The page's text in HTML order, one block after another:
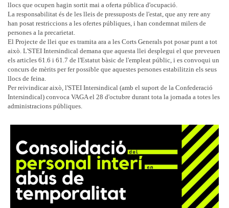
llocs que ocupen hagin sortit mai a oferta pública d'ocupació.
La responsabilitat és de les lleis de pressuposts de l'estat, que any rere any
han posat restriccions a les ofertes públiques, i han condemnat milers de
persones a la precarietat.
El Projecte de llei que es tramita ara a les Corts Generals pot posar punt a tot
això. L'STEI Intersindical demana que aquesta llei desplegui el que preveuen
els articles 61.6 i 61.7 de l'Estatut bàsic de l'empleat públic, i es convoqui un
concurs de mèrits per fer possible que aquestes persones estabilitzin els seus
llocs de feina.
Per reivindicar això, l'STEI Intersindical (amb el suport de la Confederació
Intersindical) convoca VAGA el 28 d'octubre durant tota la jornada a totes les
administracions públiques.